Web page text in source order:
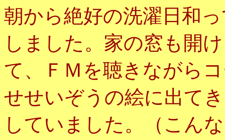
朝から絶好の洗濯日和
しました。家の窓も開
て、ＦＭを聴きながら
せせいぞうの絵に出て
していました。（こん